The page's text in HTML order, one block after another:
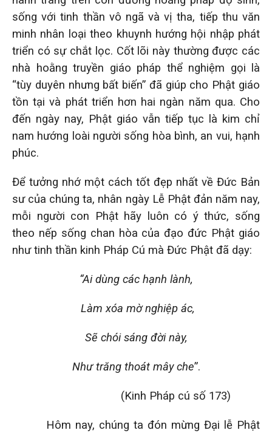
sống với tinh thần vô ngã và vị tha, tiếp thu văn
minh nhân loại theo khuynh hướng hội nhập phát
triển có sự chắt lọc. Cốt lõi này thường được các
nhà hoằng truyền giáo pháp thể nghiệm gọi là
“tùy duyên nhưng bất biến” đã giúp cho Phật giáo
tồn tại và phát triển hơn hai ngàn năm qua. Cho
đến ngày nay, Phật giáo vẫn tiếp tục là kim chỉ
nam hướng loài người sống hòa bình, an vui, hạnh
phúc.
Để tưởng nhớ một cách tốt đẹp nhất về Đức Bản
sư của chúng ta, nhân ngày Lễ Phật đản năm nay,
mỗi người con Phật hãy luôn có ý thức, sống
theo nếp sống chan hòa của đạo đức Phật giáo
như tinh thần kinh Pháp Cú mà Đức Phật đã dạy:
“Ai dùng các hạnh lành,
Làm xóa mờ nghiệp ác,
Sẽ chói sáng đời này,
Như trăng thoát mây che”.
(Kinh Pháp cú số 173)
Hôm nay, chúng ta đón mừng Đại lễ Phật